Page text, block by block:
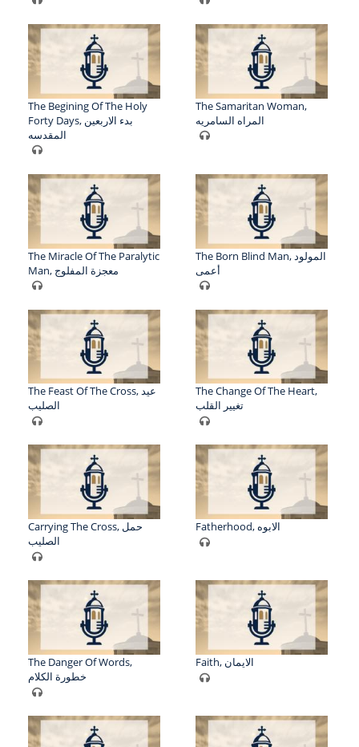
The Begining Of The Holy
Forty Days, بدء الاربعين
المقدسه
The Samaritan Woman,
المراه السامريه
The Miracle Of The Paralytic
Man, معجزة المفلوج
The Born Blind Man, المولود
أعمى
The Feast Of The Cross, عيد
الصليب
The Change Of The Heart,
تغيير القلب
Carrying The Cross, حمل
الصليب
Fatherhood, الابوه
The Danger Of Words,
خطورة الكلام
Faith, الايمان